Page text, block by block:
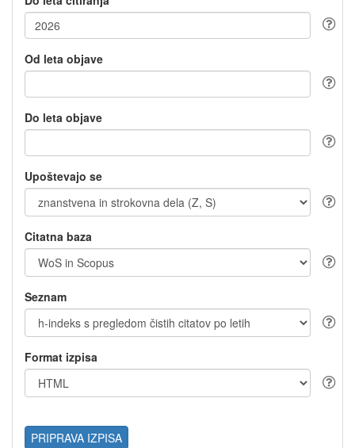
Od leta objave
Do leta objave
Upoštevajo se
Citatna baza
Seznam
Format izpisa
PRIPRAVA IZPISA